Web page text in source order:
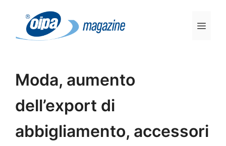
contenuto
Moda, aumento
dell’export di
abbigliamento, accessori